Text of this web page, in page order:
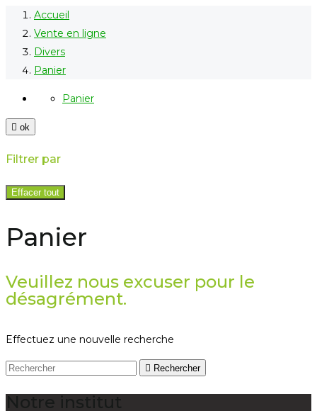
Accueil
Vente en ligne
Divers
Panier
Panier
 ok
Filtrer par
Effacer tout
Panier
Veuillez nous excuser pour le
désagrément.
Effectuez une nouvelle recherche
 Rechercher
Notre institut